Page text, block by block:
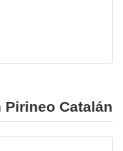
Catalán